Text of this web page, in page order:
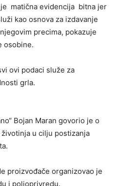
matična evidencija bitna jer
kao osnova za izdavanje
precima, pokazuje
osobine.
ovi podaci služe za
grla.
Bojan Maran govorio je o
u cilju postizanja
proizvođače organizovao je
i poljoprivredu.